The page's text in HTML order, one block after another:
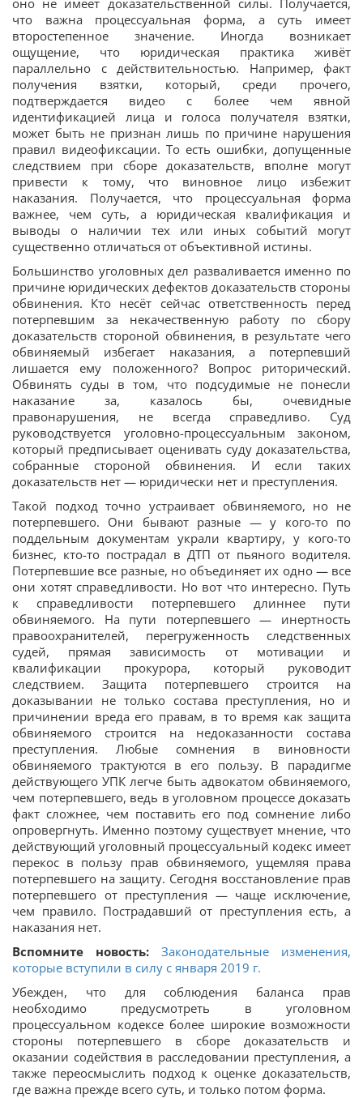
оно не имеет доказательственной силы. Получается,
что важна процессуальная форма, а суть имеет
второстепенное значение. Иногда возникает
ощущение, что юридическая практика живёт
параллельно с действительностью. Например, факт
получения взятки, который, среди прочего,
подтверждается видео с более чем явной
идентификацией лица и голоса получателя взятки,
может быть не признан лишь по причине нарушения
правил видеофиксации. То есть ошибки, допущенные
следствием при сборе доказательств, вполне могут
привести к тому, что виновное лицо избежит
наказания. Получается, что процессуальная форма
важнее, чем суть, а юридическая квалификация и
выводы о наличии тех или иных событий могут
существенно отличаться от объективной истины.
Большинство уголовных дел разваливается именно по
причине юридических дефектов доказательств стороны
обвинения. Кто несёт сейчас ответственность перед
потерпевшим за некачественную работу по сбору
доказательств стороной обвинения, в результате чего
обвиняемый избегает наказания, а потерпевший
лишается ему положенного? Вопрос риторический.
Обвинять суды в том, что подсудимые не понесли
наказание за, казалось бы, очевидные
правонарушения, не всегда справедливо. Суд
руководствуется уголовно-процессуальным законом,
который предписывает оценивать суду доказательства,
собранные стороной обвинения. И если таких
доказательств нет — юридически нет и преступления.
Такой подход точно устраивает обвиняемого, но не
потерпевшего. Они бывают разные — у кого-то по
поддельным документам украли квартиру, у кого-то
бизнес, кто-то пострадал в ДТП от пьяного водителя.
Потерпевшие все разные, но объединяет их одно — все
они хотят справедливости. Но вот что интересно. Путь
к справедливости потерпевшего длиннее пути
обвиняемого. На пути потерпевшего — инертность
правоохранителей, перегруженность следственных
судей, прямая зависимость от мотивации и
квалификации прокурора, который руководит
следствием. Защита потерпевшего строится на
доказывании не только состава преступления, но и
причинении вреда его правам, в то время как защита
обвиняемого строится на недоказанности состава
преступления. Любые сомнения в виновности
обвиняемого трактуются в его пользу. В парадигме
действующего УПК легче быть адвокатом обвиняемого,
чем потерпевшего, ведь в уголовном процессе доказать
факт сложнее, чем поставить его под сомнение либо
опровергнуть. Именно поэтому существует мнение, что
действующий уголовный процессуальный кодекс имеет
перекос в пользу прав обвиняемого, ущемляя права
потерпевшего на защиту. Сегодня восстановление прав
потерпевшего от преступления — чаще исключение,
чем правило. Пострадавший от преступления есть, а
наказания нет.
Вспомните новость: Законодательные изменения,
которые вступили в силу с января 2019 г.
Убежден, что для соблюдения баланса прав
необходимо предусмотреть в уголовном
процессуальном кодексе более широкие возможности
стороны потерпевшего в сборе доказательств и
оказании содействия в расследовании преступления, а
также переосмыслить подход к оценке доказательств,
где важна прежде всего суть, и только потом форма.